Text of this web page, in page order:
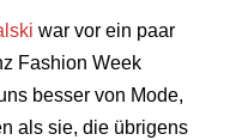
war vor ein paar
Fashion Week
besser von Mode,
als sie, die übrigens